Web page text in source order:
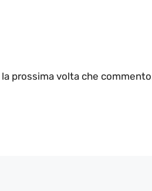
prossima volta che